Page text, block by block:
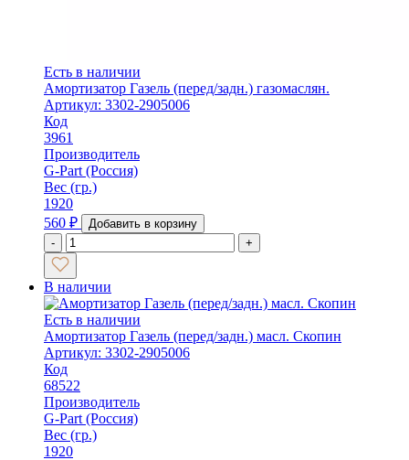
Есть в наличии
Амортизатор Газель (перед/задн.) газомаслян.
Артикул: 3302-2905006
Код
3961
Производитель
G-Part (Россия)
Вес (гр.)
1920
560 ₽
Добавить в корзину
-
+
В наличии
Есть в наличии
Амортизатор Газель (перед/задн.) масл. Скопин
Артикул: 3302-2905006
Код
68522
Производитель
G-Part (Россия)
Вес (гр.)
1920